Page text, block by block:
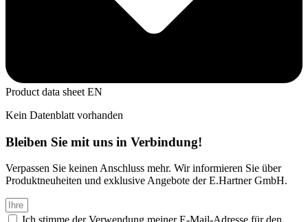
Product data sheet EN
Kein Datenblatt vorhanden
Bleiben Sie mit uns in Verbindung!
Verpassen Sie keinen Anschluss mehr. Wir informieren Sie über
Produktneuheiten und exklusive Angebote der E.Hartner GmbH.